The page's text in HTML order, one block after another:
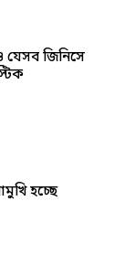
জিনিসে
হচ্ছে